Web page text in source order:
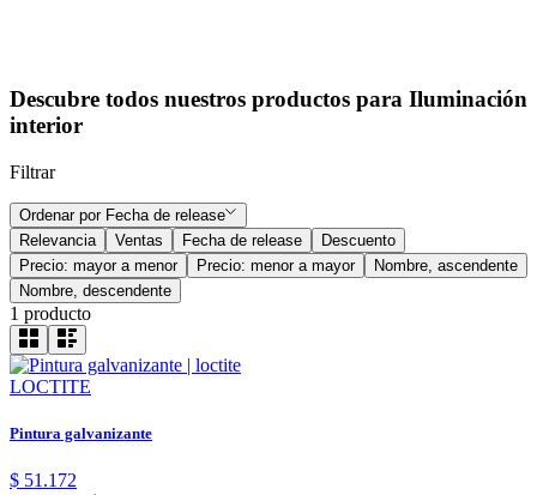
Descubre todos nuestros productos para Iluminación
interior
Filtrar
Ordenar por Fecha de release
Relevancia
Ventas Fecha de release
Descuento
Precio: mayor a menor
Precio: menor a mayor
Nombre, ascendente
Nombre, descendente
1 producto
LOCTITE
Pintura galvanizante
$ 51 .172